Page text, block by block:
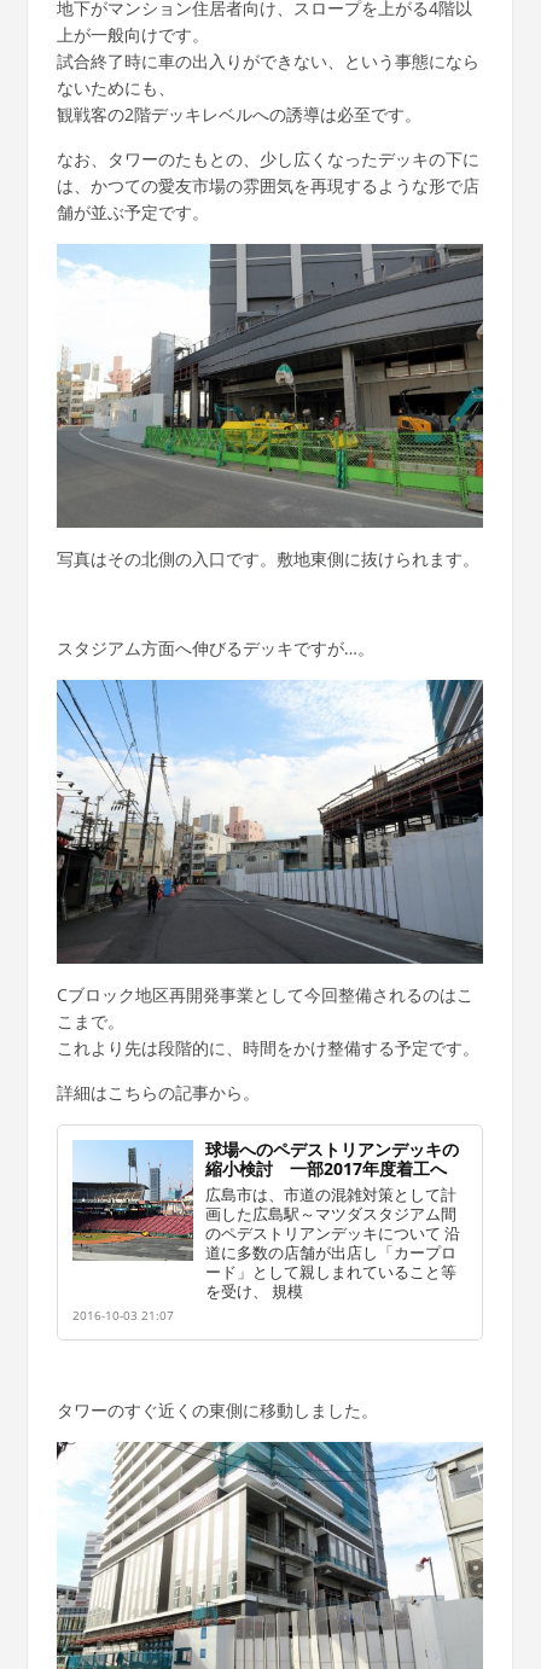
地下がマンション住居者向け、スロープを上がる4階以
上が一般向けです。
試合終了時に車の出入りができない、という事態になら
ないためにも、
観戦客の2階デッキレベルへの誘導は必至です。
なお、タワーのたもとの、少し広くなったデッキの下に
は、かつての愛友市場の雰囲気を再現するような形で店
舗が並ぶ予定です。
写真はその北側の入口です。敷地東側に抜けられます。
スタジアム方面へ伸びるデッキですが…。
Cブロック地区再開発事業として今回整備されるのはこ
こまで。
これより先は段階的に、時間をかけ整備する予定です。
詳細はこちらの記事から。
球場へのペデストリアンデッキの
縮小検討 一部2017年度着工へ
広島市は、市道の混雑対策として計
画した広島駅～マツダスタジアム間
のペデストリアンデッキについて 沿
道に多数の店舗が出店し「カープロ
ード」として親しまれていること等
を受け、 規模
2016-10-03 21:07
タワーのすぐ近くの東側に移動しました。